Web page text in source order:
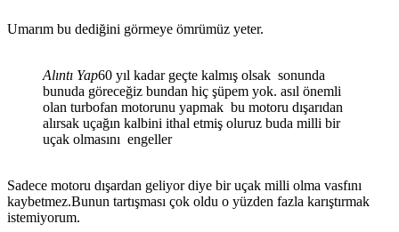
Umarım bu dediğini görmeye ömrümüz yeter.
Alıntı Yap60 yıl kadar geçte kalmış olsak sonunda
bunuda göreceğiz bundan hiç şüpem yok. asıl önemli
olan turbofan motorunu yapmak bu motoru dışarıdan
alırsak uçağın kalbini ithal etmiş oluruz buda milli bir
uçak olmasını engeller
Sadece motoru dışardan geliyor diye bir uçak milli olma vasfını
kaybetmez.Bunun tartışması çok oldu o yüzden fazla karıştırmak
istemiyorum.